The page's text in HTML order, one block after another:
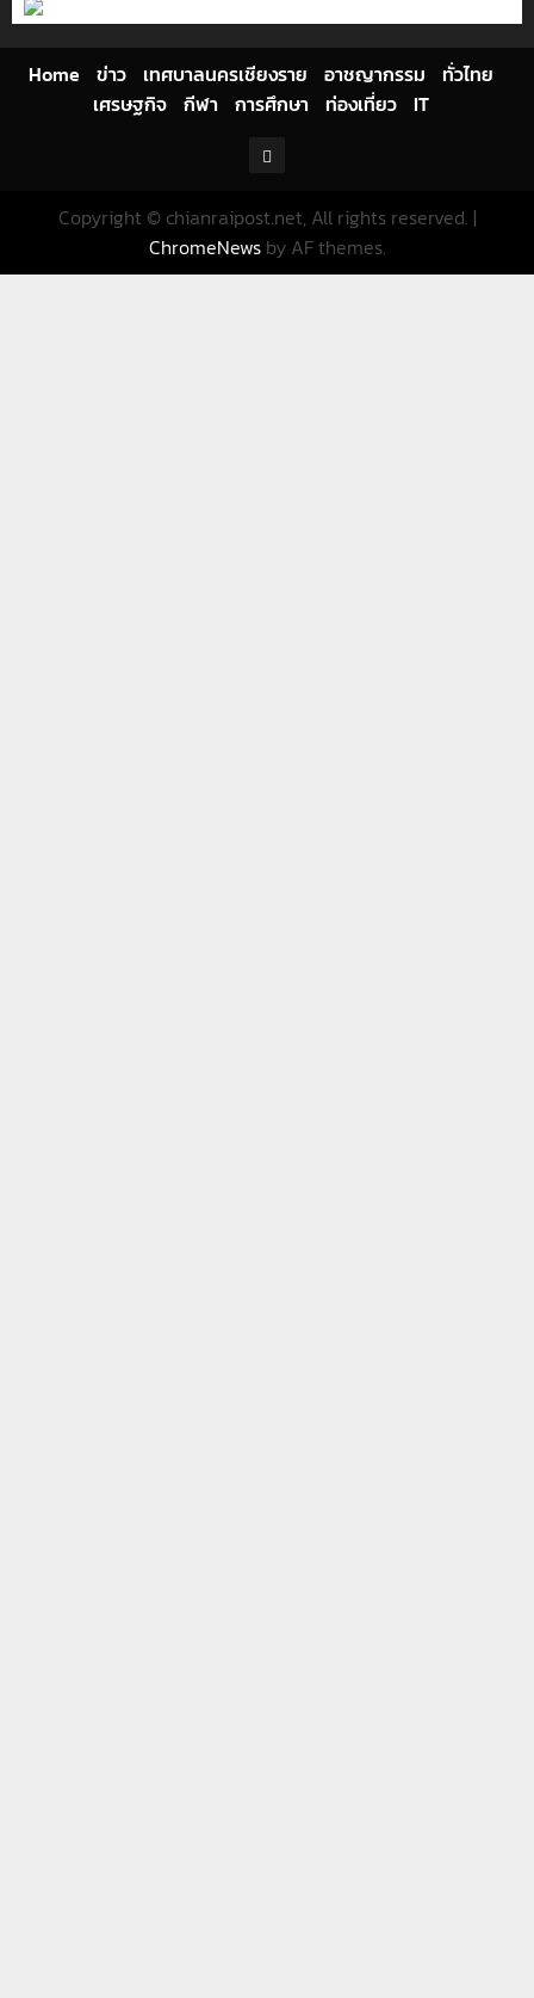
Home ข่าว เทศบาลนครเชียงราย อาชญากรรม
ทั่วไทย
เศรษฐกิจ กีฬา การศึกษา ท่องเที่ยว IT
Facebook
Copyright © chianraipost.net, All rights reserved. |
ChromeNewsby AF themes.